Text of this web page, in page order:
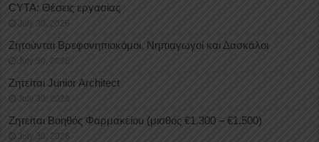
CYTA: Θέσεις εργασίας
July 30, 2026
Ζητούνται Βρεφονηπιοκόμοι, Νηπιαγωγοί και Δασκάλοι
July 30, 2026
Ζητείται Junior Architect
July 30, 2026
Ζητείται Βοηθός Φαρμακείου (μισθός €1.300 – €1.500)
July 30, 2026